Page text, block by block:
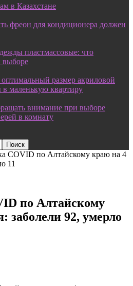
в Казахстане
фреон для кондиционера должен
пластмассовые: что
выборе
размер акриловой
в маленькую квартиру
внимание при выборе
в комнату
COVID по Алтайскому краю на 4
11
по Алтайскому
заболели 92, умерло